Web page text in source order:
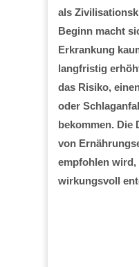
als
Beginn macht
Erkrankung
langfristig
das Risiko,
oder
bekommen. Die
von
empfohlen wird,
wirkungsvoll